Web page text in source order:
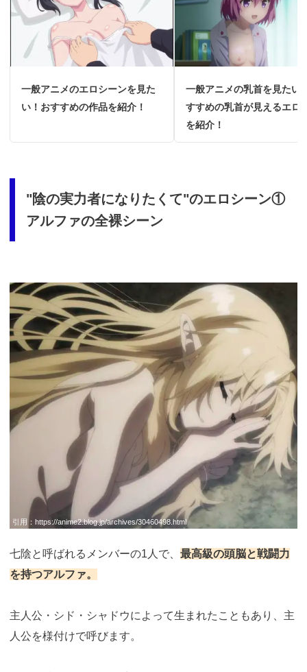
一般アニメのエロシーンを見た
い！おすすめの作品を紹介！
一般アニメの乳首を見たい
すすめの乳首が見えるエロ
を紹介！
"陰の実力者になりたくて"のエロシーン①
アルファの全裸シーン
引用： https://anime2.blog.jp/archives/30460498.html
七陰と呼ばれるメンバーの1人で、 最高級の頭脳と戦闘力
を持つアルファ。
主人公・シド・シャドウによって生まれたこともあり、主
人公を様付けで呼びます。